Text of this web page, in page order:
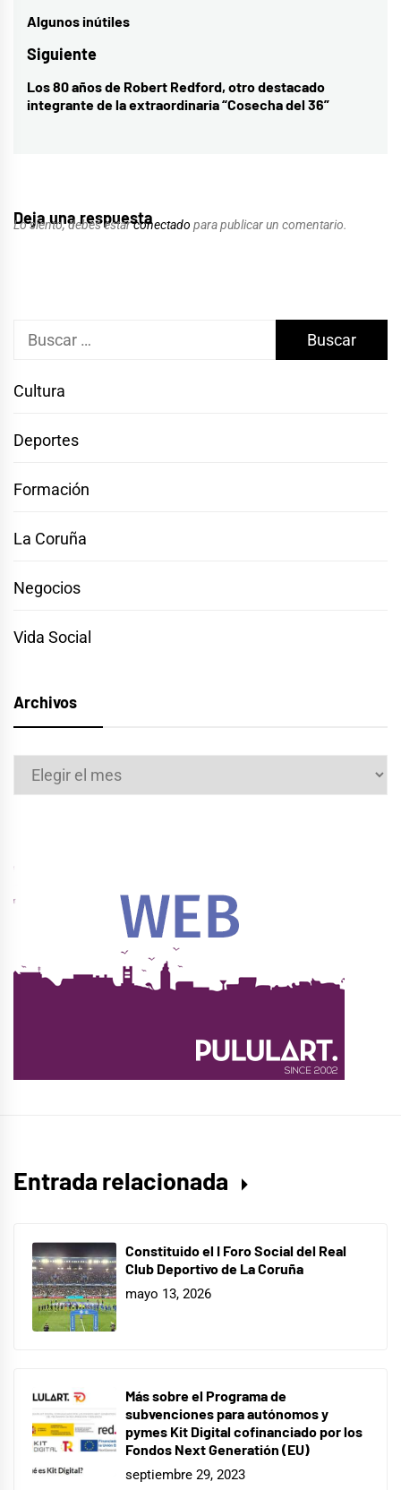
de
entradas
Entrada
anterior:
Algunos inútiles
Siguiente
Entrada
siguiente:
Los 80 años de Robert Redford, otro destacado
integrante de la extraordinaria “Cosecha del 36”
Deja una respuesta
Lo siento, debes estarconectado para publicar un comentario.
Buscar:
Cultura
Deportes
Formación
La Coruña
Negocios
Vida Social
Archivos
Archivos
Entrada relacionada
Constituido el I Foro Social del Real
Club Deportivo de La Coruña
mayo 13, 2026
Más sobre el Programa de
subvenciones para autónomos y
pymes Kit Digital cofinanciado por los
Fondos Next Generatión (EU)
septiembre 29, 2023